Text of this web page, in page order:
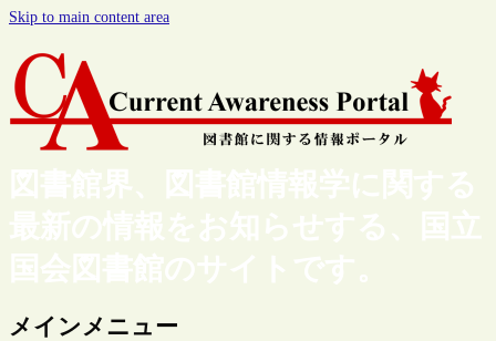
Skip to main content area
図書館界、図書館情報学に関する
最新の情報をお知らせする、国立
国会図書館のサイトです。
メインメニュー